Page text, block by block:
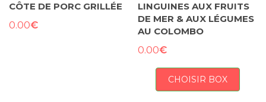
CÔTE DE PORC GRILLÉE
0.00€
LINGUINES AUX FRUITS
DE MER & AUX LÉGUMES
AU COLOMBO
0.00€
CHOISIR BOX